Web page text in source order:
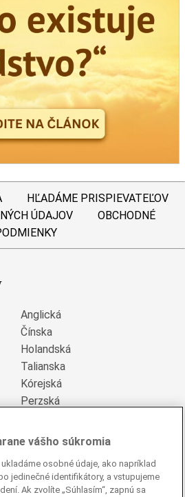
HĽADÁME PRISPIEVATEĽOV
ÚDAJOV
OBCHODNÉ
Anglická
Čínska
Holandská
Talianska
Kórejská
Perzská
Ruská
Turecká
Vietnamská
vášho súkromia
ukladáme osobné údaje, ako napríklad
jedinečné identifikátory, a vstupujeme
Ak zvolíte „Súhlasím“, zapnú sa